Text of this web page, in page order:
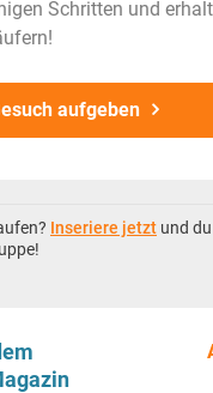
Schritten und
aufgeben
Inseriere jetzt und